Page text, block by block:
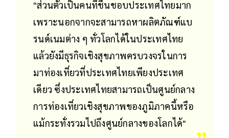
"ส่วนตัวเป็นคนที่ชื่นชอบประเทศไทยมาก
เพราะนอกจากจะสามารถหาผลิตภัณฑ์แบ
รนด์เนมต่าง ๆ ทั่วโลกได้ในประเทศไทย
แล้วยังมีธุรกิจเชิงสุขภาพครบวงจรในการ
มาท่องเที่ยวที่ประเทศไทยเพียงประเทศ
เดียว ซึ่งประเทศไทยสามารถเป็นศูนย์กลาง
การท่องเที่ยวเชิงสุขภาพของภูมิภาคนี้หรือ
แม้กระทั่งรวมไปถึงศูนย์กลางของโลกได้"